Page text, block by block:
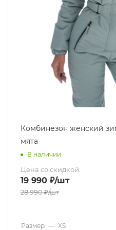
Комбинезон женский
мята
В наличии
Цена со скидкой
19 990 ₽/шт
28 990₽/шт
Размер — XS